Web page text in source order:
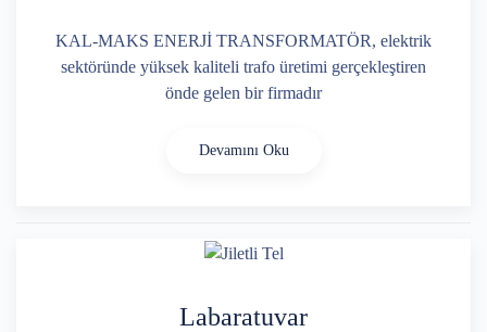
KAL-MAKS ENERJİ TRANSFORMATÖR, elektrik
sektöründe yüksek kaliteli trafo üretimi gerçekleştiren
önde gelen bir firmadır
Devamını Oku
Labaratuvar